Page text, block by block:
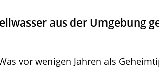
aus der Umgebung
vor wenigen Jahren als